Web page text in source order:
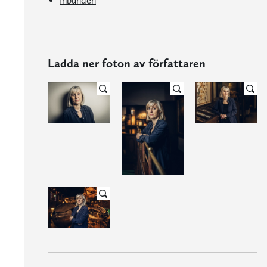
Ladda ner foton av författaren